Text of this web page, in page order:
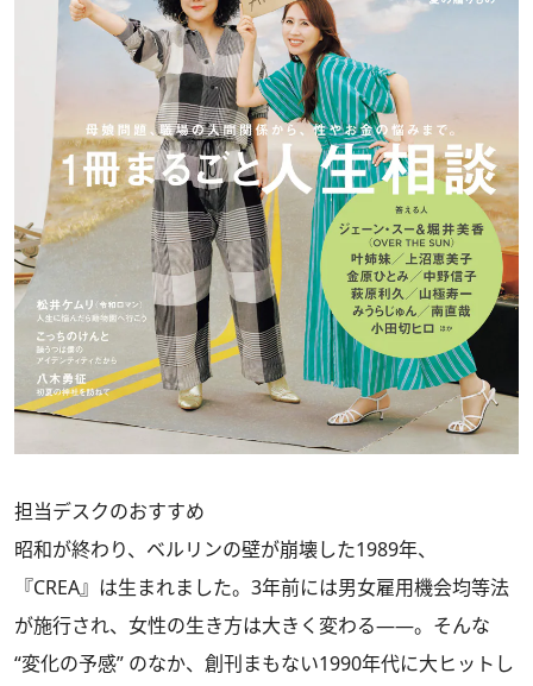
担当デスクのおすすめ
昭和が終わり、ベルリンの壁が崩壊した1989年、
『CREA』は生まれました。3年前には男女雇用機会均等法
が施行され、女性の生き方は大きく変わる――。そんな
“変化の予感” のなか、創刊まもない1990年代に大ヒットし